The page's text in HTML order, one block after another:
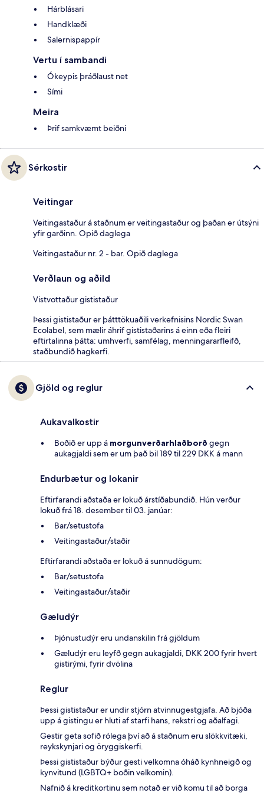
Hárblásari
Handklæði
Salernispappír
Vertu í sambandi
Ókeypis þráðlaust net
Sími
Meira
Þrif samkvæmt beiðni
Sérkostir
Veitingar
Veitingastaður á staðnum er veitingastaður og þaðan er útsýni
yfir garðinn. Opið daglega
Veitingastaður nr. 2 - bar. Opið daglega
Verðlaun og aðild
Vistvottaður gististaður
Þessi gististaður er þátttökuaðili verkefnisins Nordic Swan
Ecolabel, sem mælir áhrif gististaðarins á einn eða fleiri
eftirtalinna þátta: umhverfi, samfélag, menningararfleifð,
staðbundið hagkerfi.
Gjöld og reglur
Aukavalkostir
Boðið er upp á morgunverðarhlaðborð gegn
aukagjaldi sem er um það bil 189 til 229 DKK á mann
Endurbætur og lokanir
Eftirfarandi aðstaða er lokuð árstíðabundið. Hún verður
lokuð frá 18. desember til 03. janúar:
Bar/setustofa
Veitingastaður/staðir
Eftirfarandi aðstaða er lokuð á sunnudögum:
Bar/setustofa
Veitingastaður/staðir
Gæludýr
Þjónustudýr eru undanskilin frá gjöldum
Gæludýr eru leyfð gegn aukagjaldi, DKK 200 fyrir hvert
gistirými, fyrir dvölina
Reglur
Þessi gististaður er undir stjórn atvinnugestgjafa. Að bjóða
upp á gistingu er hluti af starfi hans, rekstri og aðalfagi.
Gestir geta sofið rólega því að á staðnum eru slökkvitæki,
reykskynjari og öryggiskerfi.
Þessi gististaður býður gesti velkomna óháð kynhneigð og
kynvitund (LGBTQ+ boðin velkomin).
Nafnið á kreditkortinu sem notað er við komu til að borga